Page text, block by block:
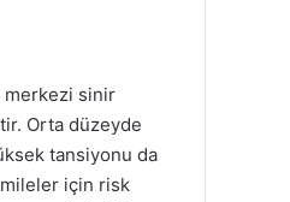
merkezi sinir
Orta düzeyde
tansiyonu da
için risk